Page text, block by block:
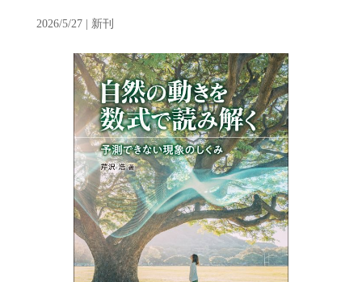
2026/5/27| 新刊